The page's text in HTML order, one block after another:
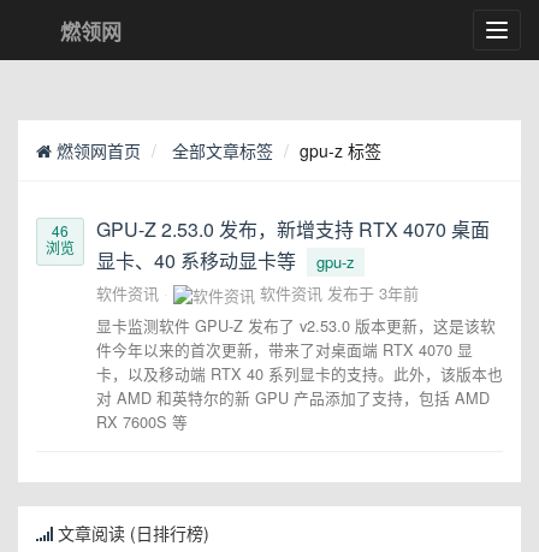
燃领网
燃领网首页 全部文章标签 gpu-z 标签
46
浏览
GPU-Z 2.53.0 发布，新增支持 RTX 4070 桌面
显卡、40 系移动显卡等
gpu-z
软件资讯
软件资讯 发布于 3年前
显卡监测软件 GPU-Z 发布了 v2.53.0 版本更新，这是该软
件今年以来的首次更新，带来了对桌面端 RTX 4070 显
卡，以及移动端 RTX 40 系列显卡的支持。此外，该版本也
对 AMD 和英特尔的新 GPU 产品添加了支持，包括 AMD
RX 7600S 等
文章阅读 (日排行榜)